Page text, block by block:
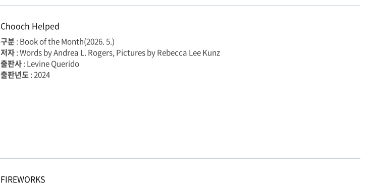
Chooch Helped
구분: Book of the Month(2026. 5.)
저자: Words by Andrea L. Rogers, Pictures by Rebecca Lee Kunz
출판사: Levine Querido
출판년도: 2024
FIREWORKS